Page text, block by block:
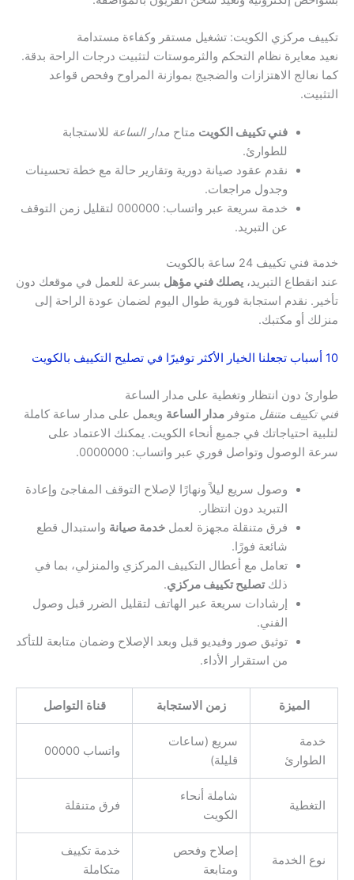
تكييف مركزي الكويت: تشغيل مستقر وكفاءة مستدامة
نعيد معايرة نظام التحكم والثرموستات لتثبيت درجات الراحة بدقة.
كما نعالج الاهتزازات والضجيج بموازنة المراوح وفحص قواعد
التثبيت.
فني تكييف الكويت متاح مدار الساعة للاستجابة
للطوارئ.
نقدم عقود صيانة دورية وتقارير حالة مع خطة تحسينات
وجدول مراجعات.
خدمة سريعة عبر واتساب: 000000 لتقليل زمن التوقف
عن التبريد.
خدمة فني تكييف 24 ساعة بالكويت
عند انقطاع التبريد، يصلك فني مؤهل بسرعة للعمل في موقعك دون
تأخير. نقدم استجابة فورية طوال اليوم لضمان عودة الراحة إلى
منزلك أو مكتبك.
10 أسباب تجعلنا الخيار الأكثر توفيرًا في تصليح التكييف بالكويت
طوارئ دون انتظار وتغطية على مدار الساعة
فني تكييف متنقل متوفر مدار الساعة ويعمل على مدار ساعة كاملة
لتلبية احتياجاتك في جميع أنحاء الكويت. يمكنك الاعتماد على
سرعة الوصول وتواصل فوري عبر واتساب: 0000000.
وصول سريع ليلاً ونهارًا لإصلاح التوقف المفاجئ وإعادة
التبريد دون انتظار.
فرق متنقلة مجهزة لعمل خدمة صيانة واستبدال قطع
شائعة فورًا.
تعامل مع أعطال التكييف المركزي والمنزلي، بما في
ذلكتصليح تكييف مركزي.
إرشادات سريعة عبر الهاتف لتقليل الضرر قبل وصول
الفني.
توثيق صور وفيديو قبل وبعد الإصلاح وضمان متابعة للتأكد
من استقرار الأداء.
الميزة زمن الاستجابة قناة التواصل
خدمة
الطوارئ
سريع (ساعات
قليلة)
واتساب 00000
التغطية
شاملة أنحاء
الكويت
فرق متنقلة
نوع الخدمة
إصلاح وفحص
ومتابعة
خدمة تكييف
متكاملة